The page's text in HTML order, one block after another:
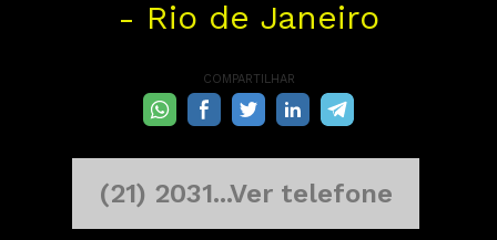
Contato
- Rio de Janeiro
COMPARTILHAR
(21) 2031...Ver telefone